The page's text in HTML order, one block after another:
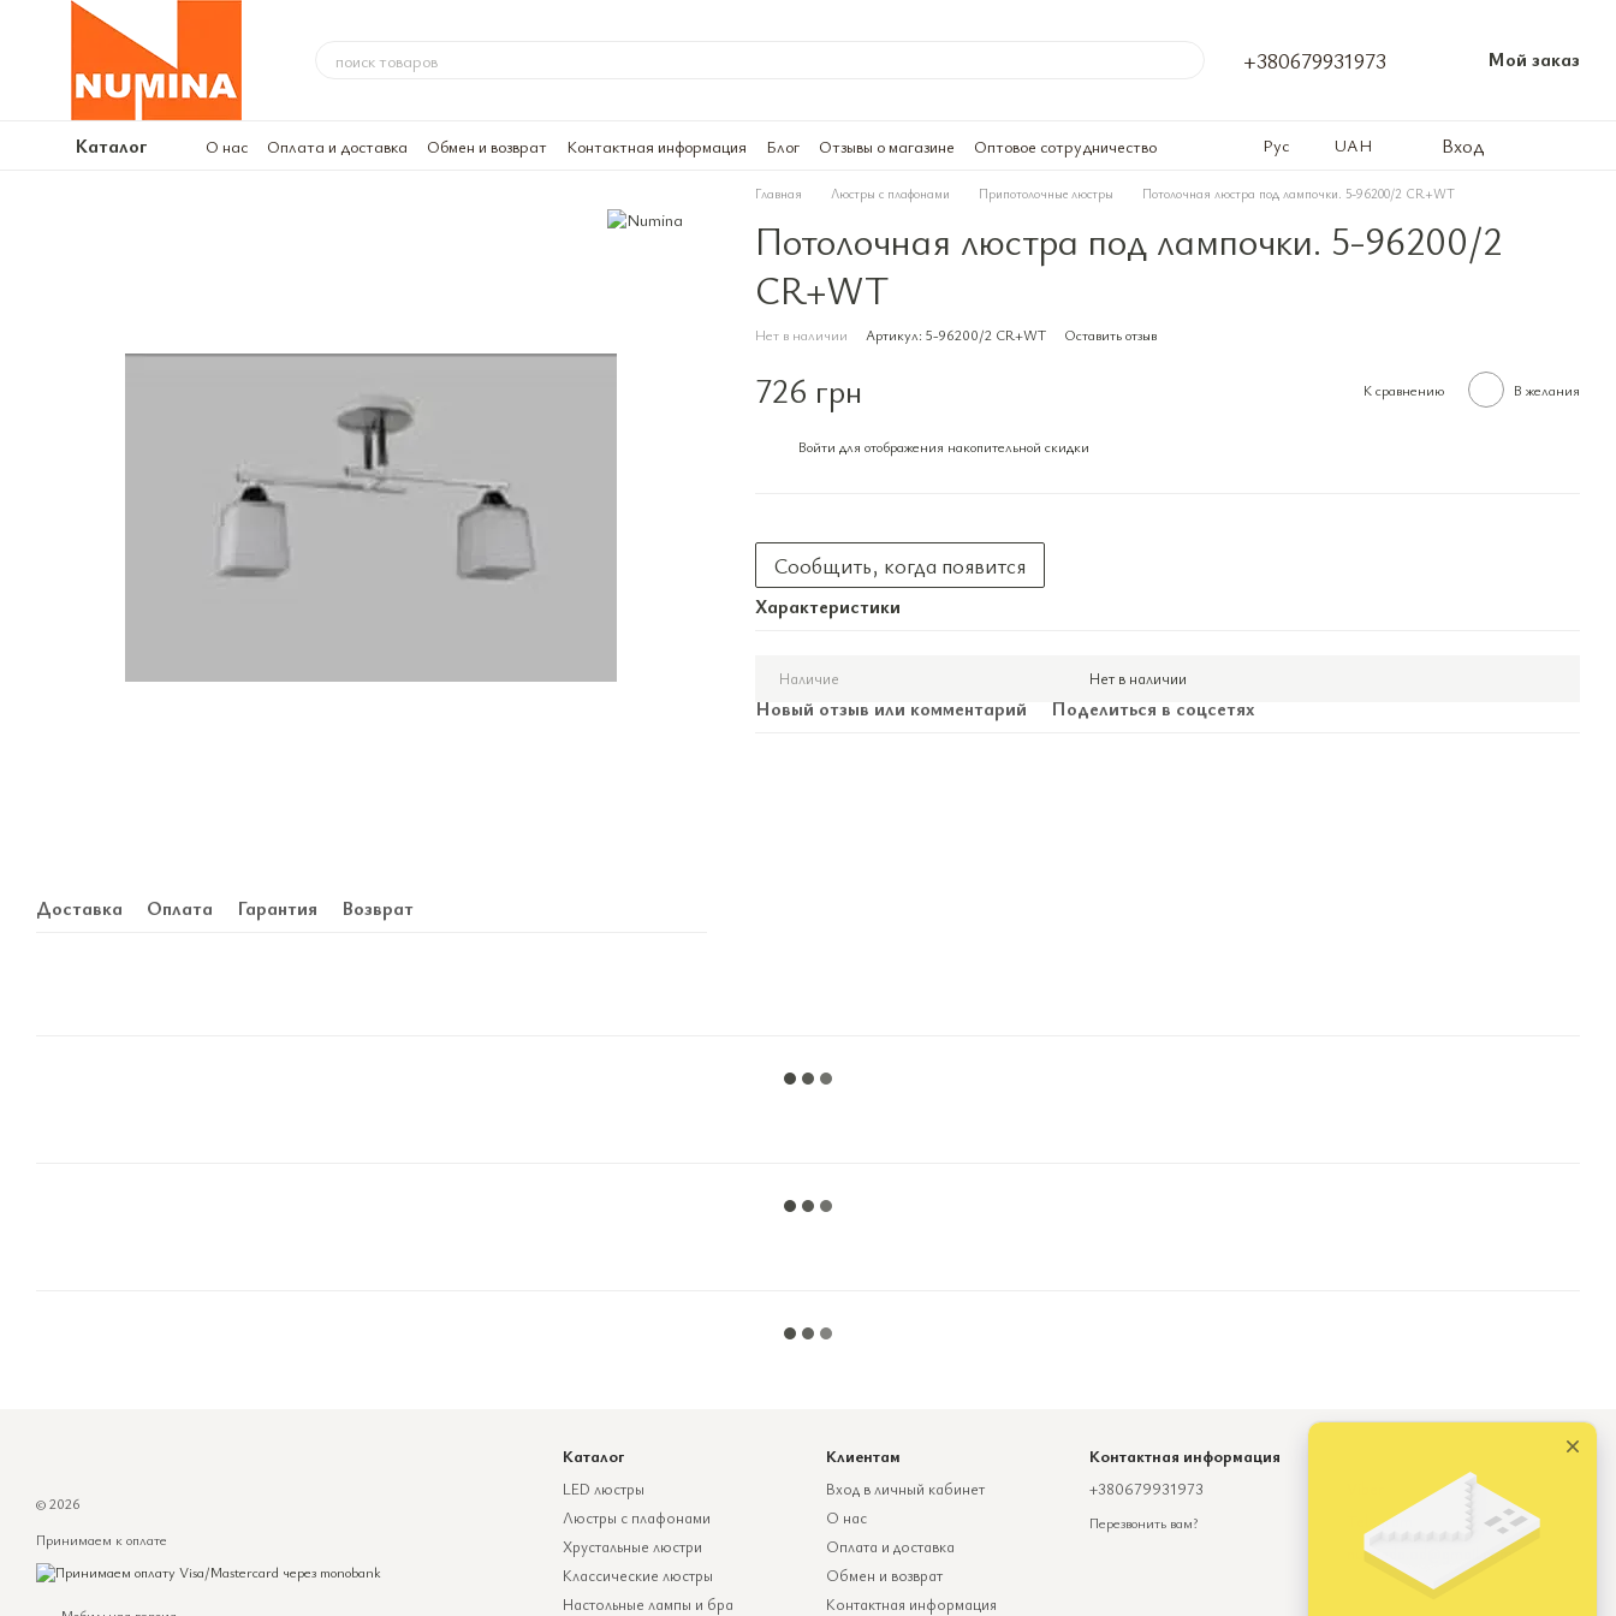
Перейти к основному контенту
+380679931973 Мой заказ
Каталог О нас Оплата и доставка Обмен и возврат Контактная информация Блог Отзывы о магазине Оптовое сотрудничество Рус UAH Вход
Доставка Оплата Гарантия Возврат
Главная Люстры с плафонами Припотолочные люстры Потолочная люстра под лампочки. 5-96200/2 CR+WT
Потолочная люстра под лампочки. 5-96200/2
CR+WT
Нет в наличии Артикул: 5-96200/2 CR+WT Оставить отзыв
726 грн К сравнению В желания
Войти для отображения накопительной скидки
Сообщить, когда появится
Характеристики
Наличие Нет в наличии
Новый отзыв или комментарий Поделиться в соцсетях
© 2026
Принимаем к оплате
Каталог
LED люстры
Люстры с плафонами
Хрустальные люстри
Классические люстры
Настольные лампы и бра
Клиентам
Вход в личный кабинет
О нас
Оплата и доставка
Обмен и возврат
Контактная информация
Контактная информация
+380679931973
Перезвонить вам?
Telegram
numinda.od@gmail.com